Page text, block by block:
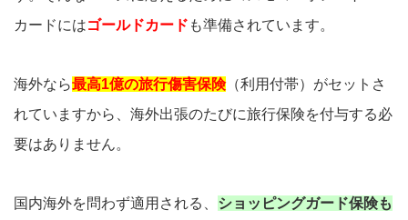
カードにはゴールドカード も準備されています。
海外なら最高1億の旅行傷害保険（利用付帯）がセットさ
れていますから、海外出張のたびに旅行保険を付与する必
要はありません。
国内海外を問わず適用される、 ショッピングガード保険も